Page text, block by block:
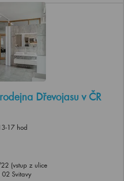
Dřevojasu v ČR
17 hod
(vstup z ulice
Svitavy